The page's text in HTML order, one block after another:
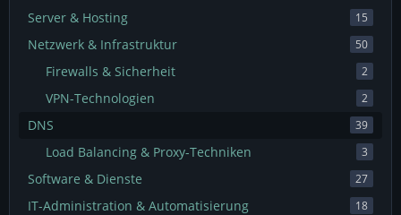
Server & Hosting 15
Netzwerk & Infrastruktur 50
Firewalls & Sicherheit 2
VPN-Technologien 2
DNS 39
Load Balancing & Proxy-Techniken 3
Software & Dienste 27
IT-Administration & Automatisierung 18